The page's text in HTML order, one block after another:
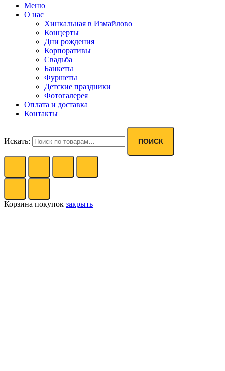
Меню
О нас
Хинкальная в Измайлово
Концерты
Дни рождения
Корпоративы
Свадьба
Банкеты
Фуршеты
Детские праздники
Фотогалерея
Оплата и доставка
Контакты
Искать: ПОИСК
Корзина покупок закрыть